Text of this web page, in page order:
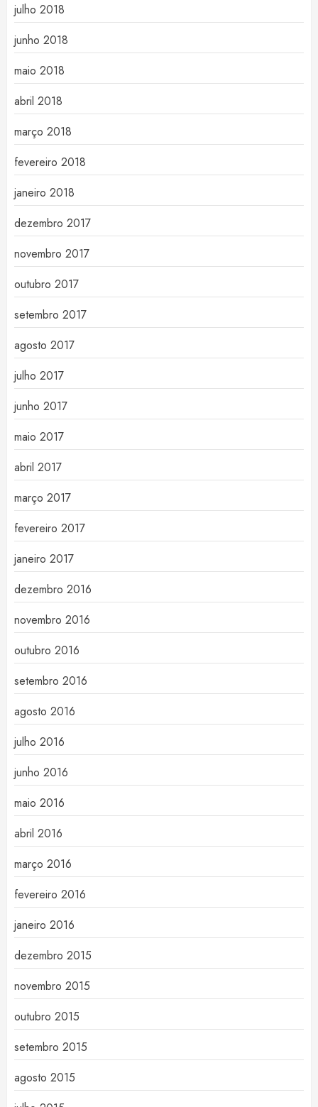
julho 2018
junho 2018
maio 2018
abril 2018
março 2018
fevereiro 2018
janeiro 2018
dezembro 2017
novembro 2017
outubro 2017
setembro 2017
agosto 2017
julho 2017
junho 2017
maio 2017
abril 2017
março 2017
fevereiro 2017
janeiro 2017
dezembro 2016
novembro 2016
outubro 2016
setembro 2016
agosto 2016
julho 2016
junho 2016
maio 2016
abril 2016
março 2016
fevereiro 2016
janeiro 2016
dezembro 2015
novembro 2015
outubro 2015
setembro 2015
agosto 2015